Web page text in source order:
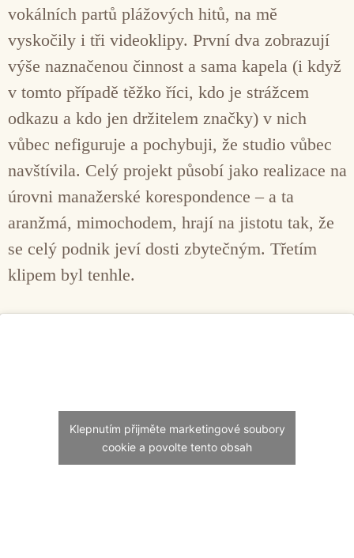
vokálních partů plážových hitů, na mě
vyskočily i tři videoklipy. První dva zobrazují
výše naznačenou činnost a sama kapela (i když
v tomto případě těžko říci, kdo je strážcem
odkazu a kdo jen držitelem značky) v nich
vůbec nefiguruje a pochybuji, že studio vůbec
navštívila. Celý projekt působí jako realizace na
úrovni manažerské korespondence – a ta
aranžmá, mimochodem, hrají na jistotu tak, že
se celý podnik jeví dosti zbytečným. Třetím
klipem byl tenhle.
Klepnutím přijměte marketingové soubory
cookie a povolte tento obsah